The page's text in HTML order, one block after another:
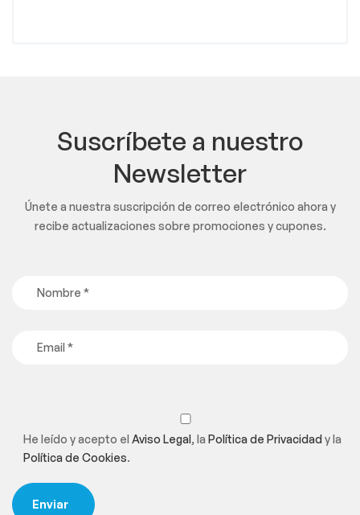
Suscríbete a nuestro
Newsletter
Únete a nuestra suscripción de correo electrónico ahora y
recibe actualizaciones sobre promociones y cupones.
He leído y acepto el Aviso Legal, la Política de Privacidady la
Política de Cookies.